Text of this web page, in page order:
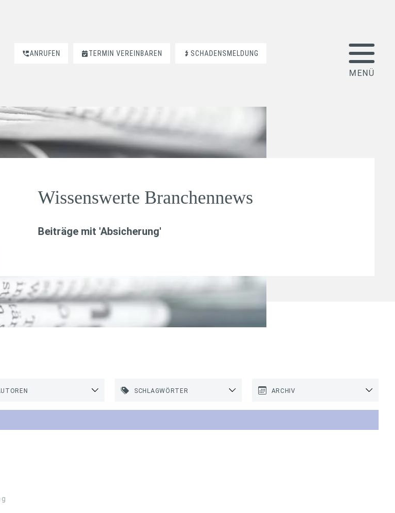
ANRUFEN TERMIN VEREINBAREN SCHADENSMELDUNG
Wissenswerte Branchennews
Beiträge mit 'Absicherung'
SCHLAGWÖRTER ARCHIV